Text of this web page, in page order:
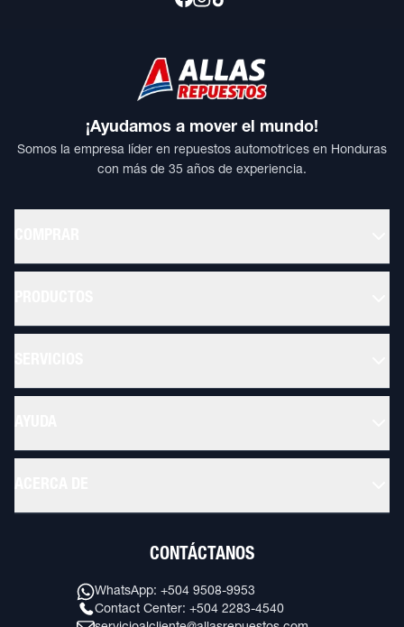
¡Ayudamos a mover el mundo!
Somos la empresa líder en repuestos automotrices en Honduras
con más de 35 años de experiencia.
CONTÁCTANOS
WhatsApp: +504 9508-9953
Contact Center: +504 2283-4540